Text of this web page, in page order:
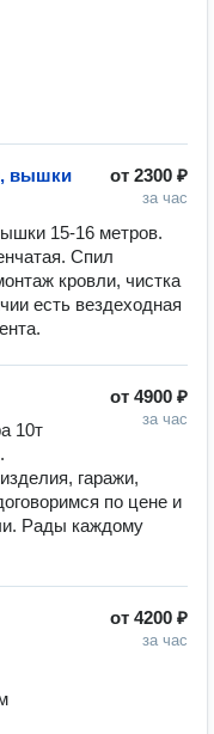
от 2300 ₽
за час
вышки
15-16 метров.
Спил
кровли, чистка
есть вездеходная
от 4900 ₽
за час
10т
гаражи,
по цене и
Рады каждому
от 4200 ₽
за час